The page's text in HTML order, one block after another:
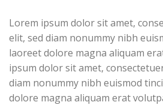
Lorem ipsum dolor sit amet,
elit, sed diam nonummy nibh
laoreet dolore magna aliquam
ipsum dolor sit amet,
diam nonummy nibh euismod
dolore magna aliquam erat